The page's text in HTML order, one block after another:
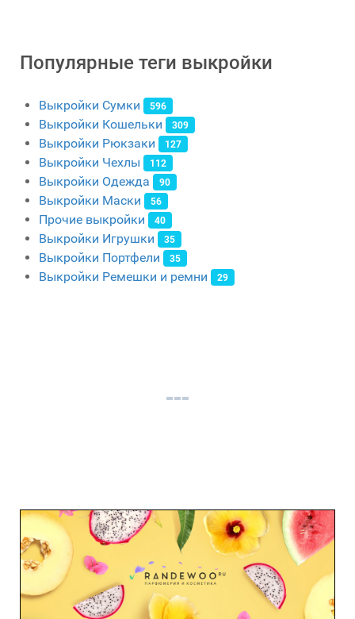
Популярные теги выкройки
Выкройки Сумки 596
Выкройки Кошельки 309
Выкройки Рюкзаки 127
Выкройки Чехлы 112
Выкройки Одежда 90
Выкройки Маски 56
Прочие выкройки 40
Выкройки Игрушки 35
Выкройки Портфели 35
Выкройки Ремешки и ремни 29